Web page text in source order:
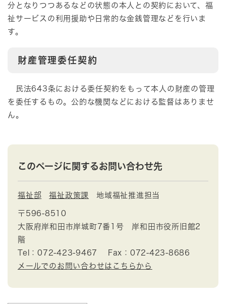
分となりつつあるなどの状態の本人との契約において、福
祉サービスの利用援助や日常的な金銭管理などを行いま
す。
財産管理委任契約
民法643条における委任契約をもって本人の財産の管理
を委任するもの。公的な機関などにおける監督はありませ
ん。
このページに関するお問い合わせ先
福祉部 福祉政策課 地域福祉推進担当
〒596-8510
大阪府岸和田市岸城町7番1号 岸和田市役所旧館2
階
Tel：072-423-9467
Fax：072-423-8686
メールでのお問い合わせはこちらから